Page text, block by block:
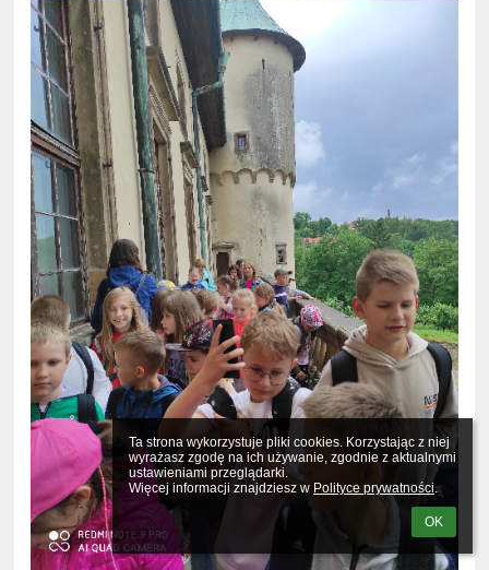
Ta strona wykorzystuje pliki cookies. Korzystając z niej
wyrażasz zgodę na ich używanie, zgodnie z aktualnymi
ustawieniami przeglądarki.
Więcej informacji znajdziesz w Polityce prywatności.
OK